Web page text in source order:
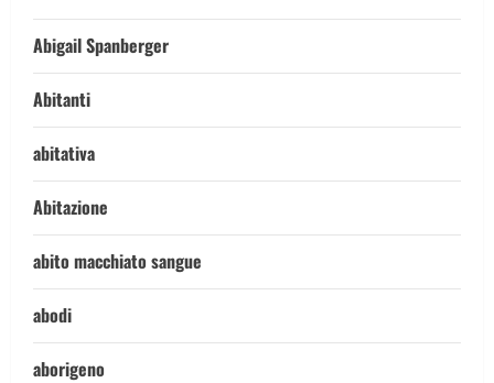
Abigail Spanberger
Abitanti
abitativa
Abitazione
abito macchiato sangue
abodi
aborigeno